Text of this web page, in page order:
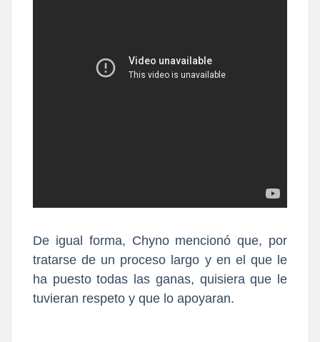
De igual forma, Chyno mencionó que, por
tratarse de un proceso largo y en el que le
ha puesto todas las ganas, quisiera que le
tuvieran respeto y que lo apoyaran.